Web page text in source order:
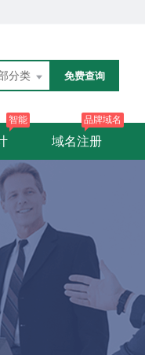
分类 免费查询
智能
域名注册
品牌域名